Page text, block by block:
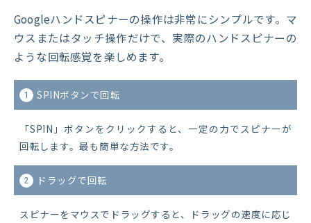
Googleハンドスピナーの操作は非常にシンプルです。マ
ウスまたはタッチ操作だけで、実際のハンドスピナーの
ような回転感覚を楽しめます。
1 SPINボタンで回転
「SPIN」ボタンをクリックすると、一定の力でスピナーが
回転します。最も簡単な方法です。
2 ドラッグで回転
スピナーをマウスでドラッグすると、ドラッグの速度に応じ